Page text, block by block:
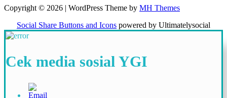
Copyright © 2026 | WordPress Theme by MH Themes
Social Share Buttons and Icons powered by Ultimatelysocial
Cek media sosial YGI